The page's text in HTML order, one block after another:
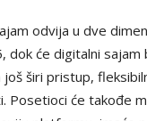
odvija u dve
dok će digitalni
širi pristup,
Posetioci će takođe